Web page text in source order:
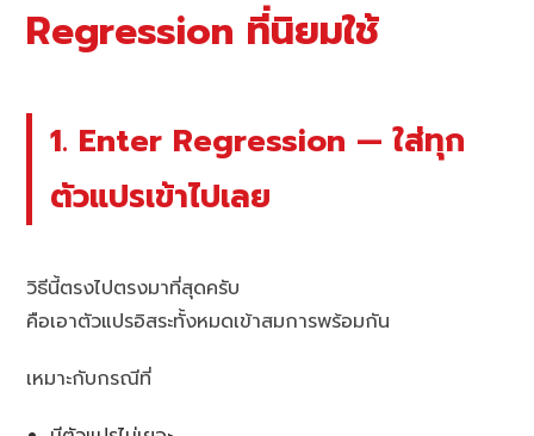
Regression ที่นิยมใช้
1. Enter Regression — ใส่ทุก
ตัวแปรเข้าไปเลย
วิธีนี้ตรงไปตรงมาที่สุดครับ
คือเอาตัวแปรอิสระทั้งหมดเข้าสมการพร้อมกัน
เหมาะกับกรณีที่